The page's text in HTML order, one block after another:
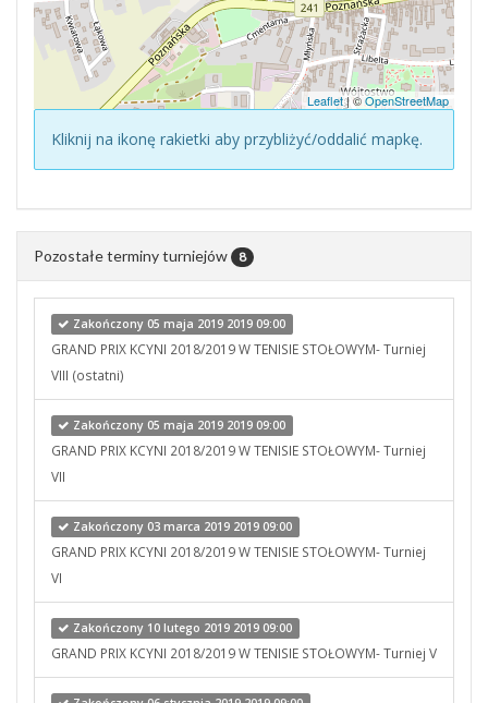
Leaflet| ©OpenStreetMap
Kliknij na ikonę rakietki aby przybliżyć/oddalić mapkę.
Pozostałe terminy turniejów 8
Zakończony 05 maja 2019 2019 09:00
GRAND PRIX KCYNI 2018/2019 W TENISIE STOŁOWYM- Turniej
VIII (ostatni)
Zakończony 05 maja 2019 2019 09:00
GRAND PRIX KCYNI 2018/2019 W TENISIE STOŁOWYM- Turniej
VII
Zakończony 03 marca 2019 2019 09:00
GRAND PRIX KCYNI 2018/2019 W TENISIE STOŁOWYM- Turniej
VI
Zakończony 10 lutego 2019 2019 09:00
GRAND PRIX KCYNI 2018/2019 W TENISIE STOŁOWYM- Turniej V